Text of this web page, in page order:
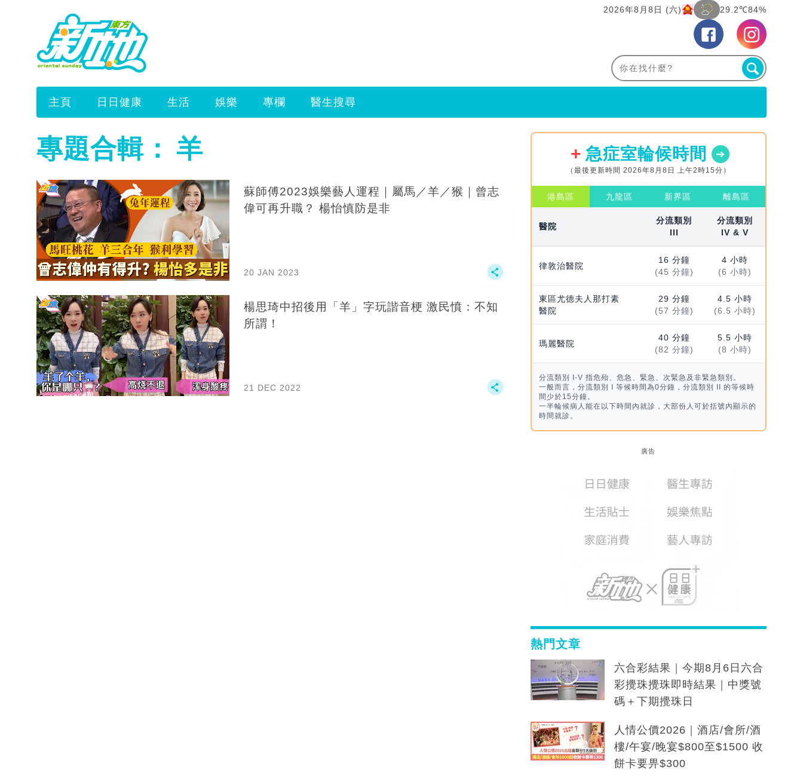
2026年8月8日 (六) 29.2℃84%
主頁 日日健康 生活 娛樂 專欄 醫生搜尋
專題合輯： 羊
蘇師傅2023娛樂藝人運程｜屬馬／羊／猴｜曾志
偉可再升職？ 楊怡慎防是非
20 JAN 2023
楊思琦中招後用「羊」字玩諧音梗 激民憤：不知
所謂！
21 DEC 2022
急症室輪候時間
（最後更新時間 2026年8月8日 上午2時15分）
港島區 九龍區 新界區 離島區
醫院
分流類別
III
分流類別
IV & V
律敦治醫院
16 分鐘
(45 分鐘)
4 小時
(6 小時)
東區尤德夫人那打素
醫院
29 分鐘
(57 分鐘)
4.5 小時
(6.5 小時)
瑪麗醫院
40 分鐘
(82 分鐘)
5.5 小時
(8 小時)
分流類別 I-V 指危殆、危急、緊急、次緊急及非緊急類別。
一般而言，分流類別 I 等候時間為0分鐘，分流類別 II 的等候時
間少於15分鐘。
一半輪候病人能在以下時間內就診，大部份人可於括號內顯示的
時間就診。
廣告
熱門文章
六合彩結果｜今期8月6日六合
彩攪珠攪珠即時結果｜中獎號
碼＋下期攪珠日
人情公價2026｜酒店/會所/酒
樓/午宴/晚宴$800至$1500 收
餅卡要畀$300